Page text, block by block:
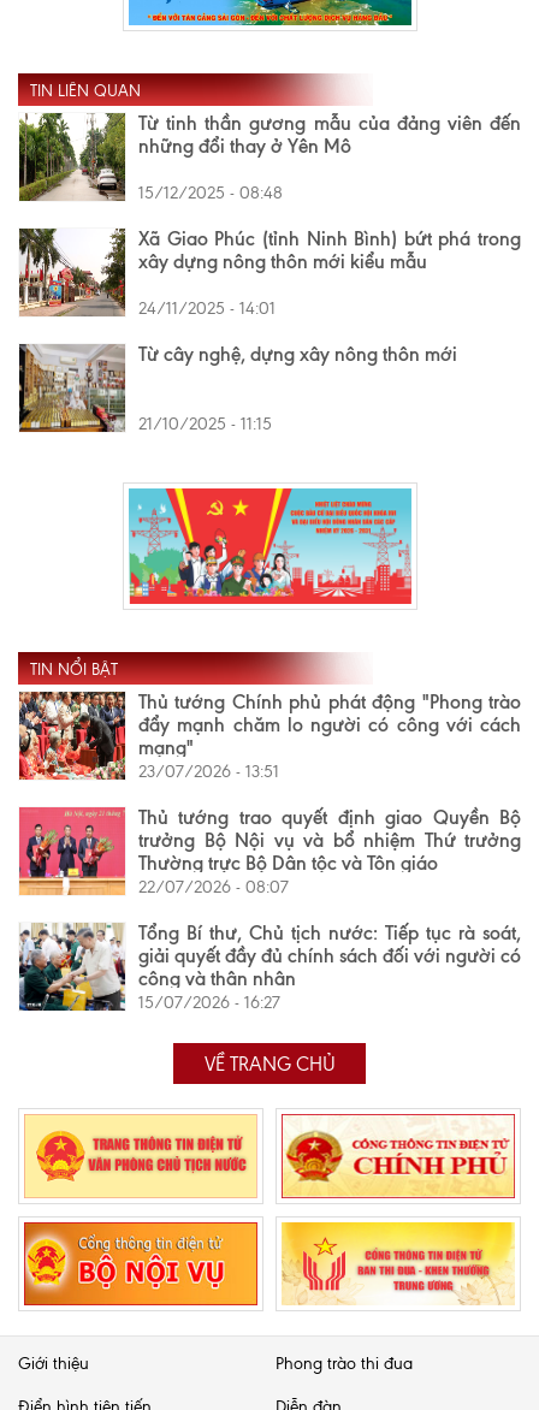
TIN LIÊN QUAN
Từ tinh thần gương mẫu của đảng viên đến
những đổi thay ở Yên Mô
15/12/2025 - 08:48
Xã Giao Phúc (tỉnh Ninh Bình) bứt phá trong
xây dựng nông thôn mới kiểu mẫu
24/11/2025 - 14:01
Từ cây nghệ, dựng xây nông thôn mới
21/10/2025 - 11:15
TIN NỔI BẬT
Thủ tướng Chính phủ phát động "Phong trào
đẩy mạnh chăm lo người có công với cách
mạng"
23/07/2026 - 13:51
Thủ tướng trao quyết định giao Quyền Bộ
trưởng Bộ Nội vụ và bổ nhiệm Thứ trưởng
Thường trực Bộ Dân tộc và Tôn giáo
22/07/2026 - 08:07
Tổng Bí thư, Chủ tịch nước: Tiếp tục rà soát,
giải quyết đầy đủ chính sách đối với người có
công và thân nhân
15/07/2026 - 16:27
VỀ TRANG CHỦ
Giới thiệu Phong trào thi đua